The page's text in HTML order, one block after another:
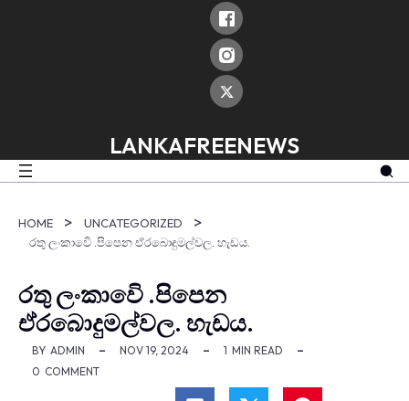
LANKAFREENEWS
HOME
UNCATEGORIZED
රතු ලංකාවෙි .පිපෙන ඒරබොදුමල්වල. හැඩය.
රතු ලංකාවෙි .පිපෙන
ඒරබොදුමල්වල. හැඩය.
BY ADMIN NOV 19, 2024 1 MIN READ
0 COMMENT